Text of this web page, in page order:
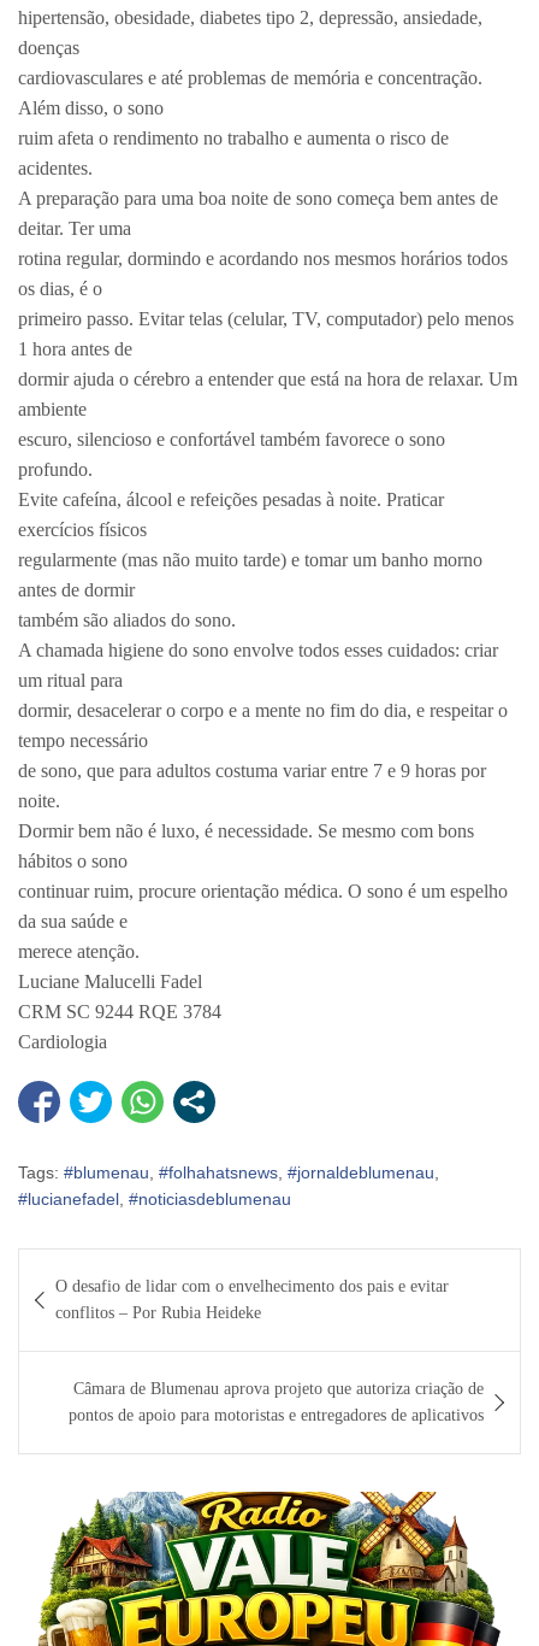
hipertensão, obesidade, diabetes tipo 2, depressão, ansiedade,
doenças
cardiovasculares e até problemas de memória e concentração.
Além disso, o sono
ruim afeta o rendimento no trabalho e aumenta o risco de
acidentes.
A preparação para uma boa noite de sono começa bem antes de
deitar. Ter uma
rotina regular, dormindo e acordando nos mesmos horários todos
os dias, é o
primeiro passo. Evitar telas (celular, TV, computador) pelo menos
1 hora antes de
dormir ajuda o cérebro a entender que está na hora de relaxar. Um
ambiente
escuro, silencioso e confortável também favorece o sono
profundo.
Evite cafeína, álcool e refeições pesadas à noite. Praticar
exercícios físicos
regularmente (mas não muito tarde) e tomar um banho morno
antes de dormir
também são aliados do sono.
A chamada higiene do sono envolve todos esses cuidados: criar
um ritual para
dormir, desacelerar o corpo e a mente no fim do dia, e respeitar o
tempo necessário
de sono, que para adultos costuma variar entre 7 e 9 horas por
noite.
Dormir bem não é luxo, é necessidade. Se mesmo com bons
hábitos o sono
continuar ruim, procure orientação médica. O sono é um espelho
da sua saúde e
merece atenção.
Luciane Malucelli Fadel
CRM SC 9244 RQE 3784
Cardiologia
Tags: #blumenau, #folhahatsnews, #jornaldeblumenau,
#lucianefadel, #noticiasdeblumenau
de
Post
O desafio de lidar com o envelhecimento dos pais e evitar
conflitos – Por Rubia Heideke
Câmara de Blumenau aprova projeto que autoriza criação de
pontos de apoio para motoristas e entregadores de aplicativos